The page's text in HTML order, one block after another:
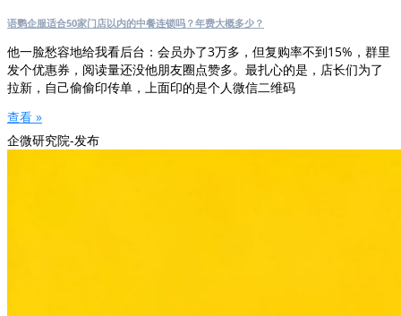
语鹦企服适合50家门店以内的中餐连锁吗？年费大概多少？
他一脸愁容地给我看后台：会员办了3万多，但复购率不到15%，群里
发个优惠券，阅读量还没他朋友圈点赞多。最扎心的是，店长们为了
拉新，自己偷偷印传单，上面印的是个人微信二维码
查看 »
企微研究院-发布